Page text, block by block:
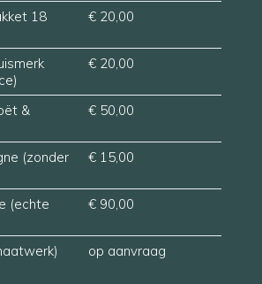
18
€ 20,00
€ 20,00
&
€ 50,00
(zonder
€ 15,00
(echte
€ 90,00
op aanvraag